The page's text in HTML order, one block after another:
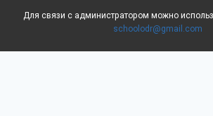
Для связи с администратором можно
schoolodr@gmail.com